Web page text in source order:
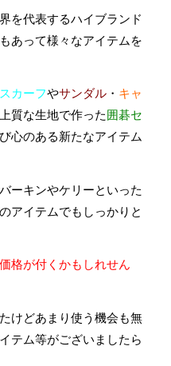
を代表するハイブランド
あって様々なアイテムを
スカーフやサンダル ・ キャ
質な生地で作った 囲碁セ
心のある新たなアイテム
ーキンやケリーといった
アイテムでもしっかりと
格が付くかもしれせん
けどあまり使う機会も無
テム等がございましたら